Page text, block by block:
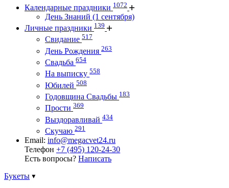
Календарные праздники 1072
День Знаний (1 сентября)
Личные праздники 139
Свидание 517
День Рождения 263
Свадьба 654
На выписку 558
Юбилей 508
Годовщина Свадьбы 183
Прости 369
Выздоравливай 434
Скучаю 291
Email: info@megacvet24.ru
Телефон +7 (495) 120-24-30
Есть вопросы? Написать
Букеты